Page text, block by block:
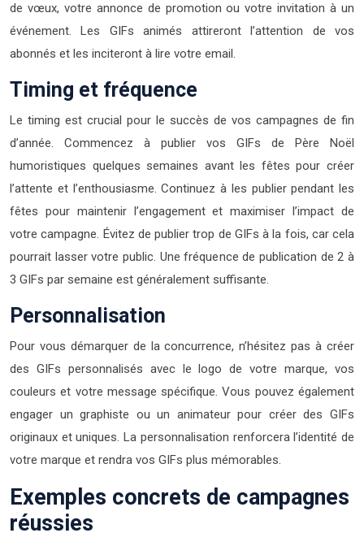
de vœux, votre annonce de promotion ou votre invitation à un
événement. Les GIFs animés attireront l’attention de vos
abonnés et les inciteront à lire votre email.
Timing et fréquence
Le timing est crucial pour le succès de vos campagnes de fin
d’année. Commencez à publier vos GIFs de Père Noël
humoristiques quelques semaines avant les fêtes pour créer
l’attente et l’enthousiasme. Continuez à les publier pendant les
fêtes pour maintenir l’engagement et maximiser l’impact de
votre campagne. Évitez de publier trop de GIFs à la fois, car cela
pourrait lasser votre public. Une fréquence de publication de 2 à
3 GIFs par semaine est généralement suffisante.
Personnalisation
Pour vous démarquer de la concurrence, n’hésitez pas à créer
des GIFs personnalisés avec le logo de votre marque, vos
couleurs et votre message spécifique. Vous pouvez également
engager un graphiste ou un animateur pour créer des GIFs
originaux et uniques. La personnalisation renforcera l’identité de
votre marque et rendra vos GIFs plus mémorables.
Exemples concrets de campagnes
réussies